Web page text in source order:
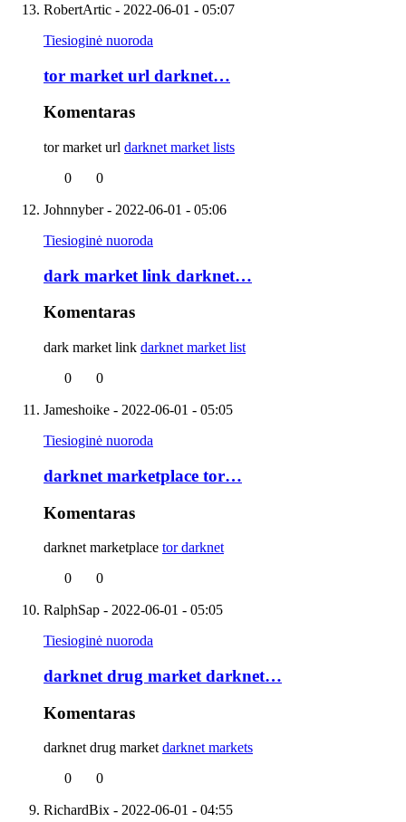
RobertArtic - 2022-06-01 - 05:07
Tiesioginė nuoroda
tor market url darknet…
Komentaras
tor market url darknet market lists
0
0
Johnnyber- 2022-06-01 - 05:06
Tiesioginė nuoroda
dark market link darknet…
Komentaras
dark market link darknet market list
0
0
Jameshoike - 2022-06-01 - 05:05
Tiesioginė nuoroda
darknet marketplace tor…
Komentaras
darknet marketplace tor darknet
0
0
RalphSap - 2022-06-01 - 05:05
Tiesioginė nuoroda
darknet drug market darknet…
Komentaras
darknet drug marketdarknet markets
0
0
RichardBix - 2022-06-01 - 04:55